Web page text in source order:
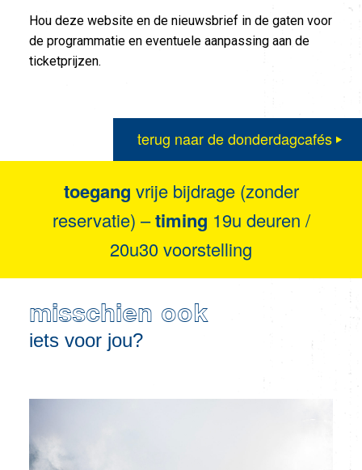
Hou deze website en de nieuwsbrief in de gaten voor
de programmatie en eventuele aanpassing aan de
ticketprijzen.
terug naar de donderdagcafés
toegang vrije bijdrage (zonder
reservatie) –timing 19u deuren /
20u30 voorstelling
misschien ook
iets voor jou?